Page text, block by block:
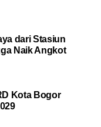
dari Stasiun
Naik Angkot
Kota Bogor